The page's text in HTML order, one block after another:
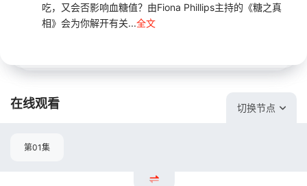
吃，又会否影响血糖值？由Fiona Phillips主持的《糖之真
相》会为你解开有关...全文
在线观看 切换节点
第01集